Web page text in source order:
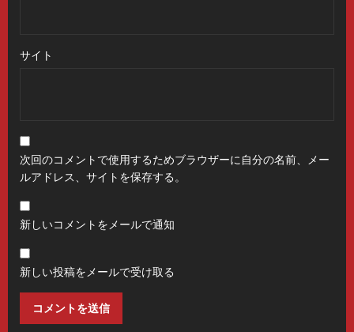
サイト
次回のコメントで使用するためブラウザーに自分の名前、メー
ルアドレス、サイトを保存する。
新しいコメントをメールで通知
新しい投稿をメールで受け取る